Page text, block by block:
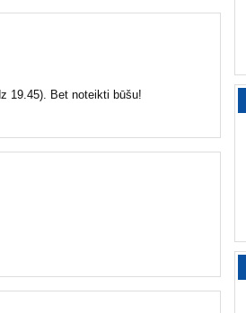
19.45). Bet noteikti būšu!